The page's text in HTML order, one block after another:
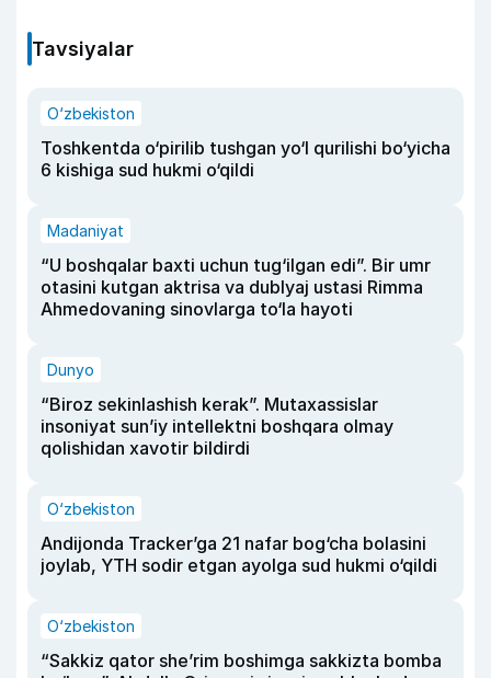
Tavsiyalar
O‘zbekiston
Toshkentda o‘pirilib tushgan yo‘l qurilishi bo‘yicha
6 kishiga sud hukmi o‘qildi
Madaniyat
“U boshqalar baxti uchun tug‘ilgan edi”. Bir umr
otasini kutgan aktrisa va dublyaj ustasi Rimma
Ahmedovaning sinovlarga to‘la hayoti
Dunyo
“Biroz sekinlashish kerak”. Mutaxassislar
insoniyat sun’iy intellektni boshqara olmay
qolishidan xavotir bildirdi
O‘zbekiston
Andijonda Tracker’ga 21 nafar bog‘cha bolasini
joylab, YTH sodir etgan ayolga sud hukmi o‘qildi
O‘zbekiston
“Sakkiz qator she’rim boshimga sakkizta bomba